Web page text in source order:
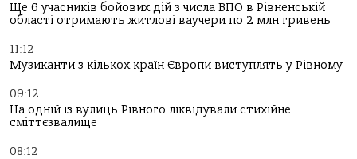
Ще 6 учасників бойових дій з числа ВПО в Рівненській
області отримають житлові ваучери по 2 млн гривень
11:12
Музиканти з кількох країн Європи виступлять у Рівному
09:12
На одній із вулиць Рівного ліквідували стихійне
сміттєзвалище
08:12